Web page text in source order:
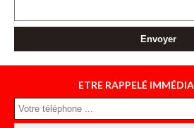
ETRE RAPPELÉ